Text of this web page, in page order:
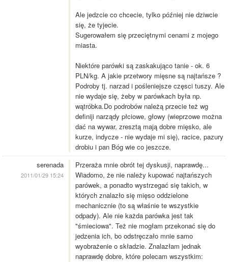
Ale jedzcie co chcecie, tylko później nie dziwcie
się, że tyjecie.
Sugerowałem się przeciętnymi cenami z mojego
miasta.
Niektóre parówki są zaskakująco tanie - ok. 6
PLN/kg. A jakie przetwory mięsne są najtańsze ?
Podroby tj. narzad i pośleniejsze częsci tuszy. Ale
nie wydaje się, żeby w parówkach była np.
wątróbka.Do podrobów należą przecie też wg
definiji narządy płciowe, głowy (wieprzowe można
dać na wywar, zresztą mają dobre mięsko, ale
kurze, indycze - nie wydaje mi się), racice, pazury
drobiu i pan Bóg wie co jeszcze.
serenada
2011/01/29 15:24
Przeraża mnie obrót tej dyskusji, naprawdę...
Wiadomo, że nie należy kupować najtańszych
parówek, a ponadto wystrzegać się takich, w
których znalazło się mięso oddzielone
mechanicznie (to są właśnie te wszystkie
odpady). Ale nie każda parówka jest tak
"śmieciowa". Też nie mogłam przekonać się do
jedzenia ich, bo odstręczało mnie samo
wyobrażenie o składzie. Znalazłam jednak
naprawdę dobre, które polecam wszystkim: